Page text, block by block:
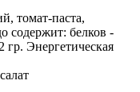
томат-паста,
содержит: белков -
гр. Энергетическая